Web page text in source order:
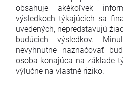
obsahuje akékoľvek
výsledkoch týkajúcich sa
uvedených, nepredstavujú
budúcich výsledkov.
nevyhnutne naznačovať
osoba konajúca na základe
výlučne na vlastné riziko.